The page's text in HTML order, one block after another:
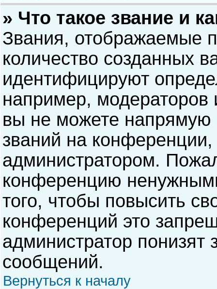
» Что такое звание и
Звания, отображаемые
количество созданных
идентифицируют
например,
вы не можете напрямую
званий на
администратором.
конференцию
того, чтобы повысить
конференций это
администратор понизят
сообщений.
Вернуться к началу